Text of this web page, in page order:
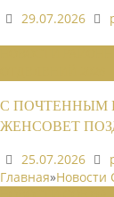
29.07.2026
С ПОЧТЕННЫМ
ЖЕНСОВЕТ
25.07.2026
Главная»Новости